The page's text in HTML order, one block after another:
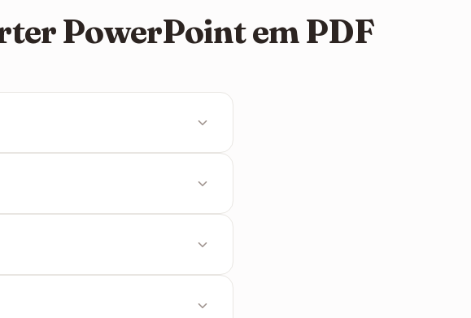
PowerPoint em PDF